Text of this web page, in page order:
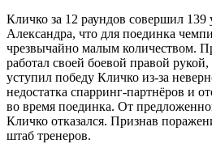
Кличко за 12 раундов совершил 139
Александра, что для поединка
чрезвычайно малым количеством.
работал своей боевой правой
уступил победу Кличко из-за
недостатка спарринг-партнёров и
во время поединка. От
Кличко отказался. Признав
штаб тренеров.